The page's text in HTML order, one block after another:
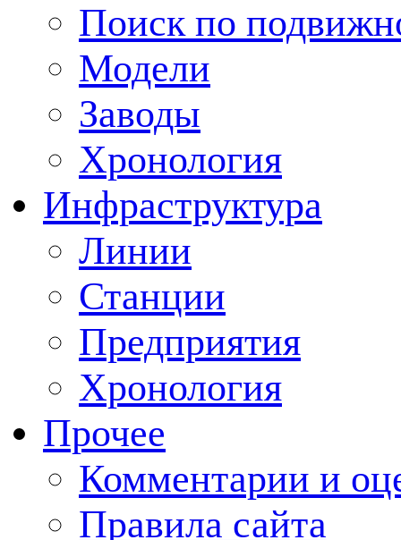
Поиск по
Модели
Заводы
Хронология
Инфраструктура
Линии
Станции
Предприятия
Хронология
Прочее
Комментарии и
Правила сайта